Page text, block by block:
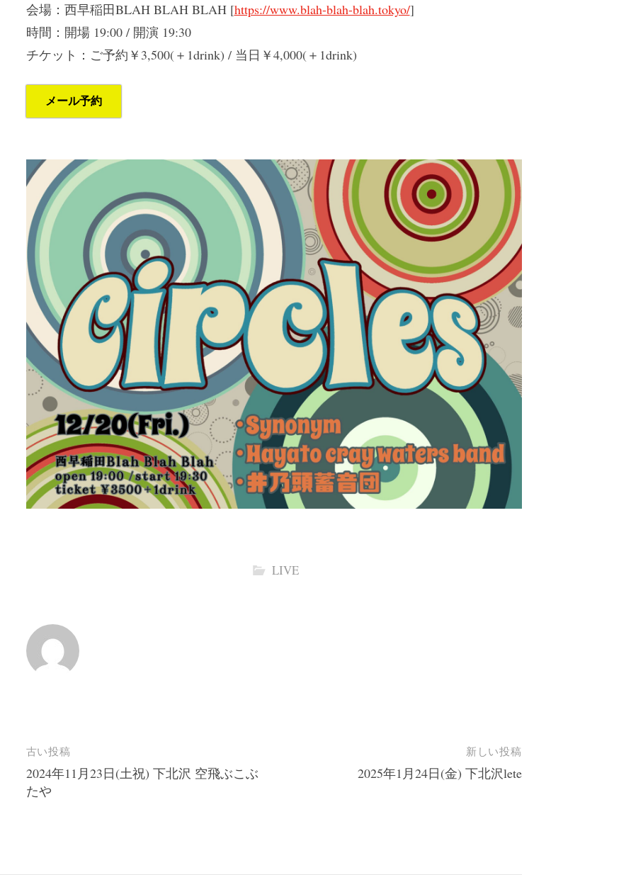
会場：西早稲田BLAH BLAH BLAH [https://www.blah-blah-blah.tokyo/]
時間：開場 19:00 / 開演 19:30
チケット：ご予約￥3,500(＋1drink) / 当日￥4,000(＋1drink)
メール予約
LIVE
投
稿
ナ
古い投稿
2024年11月23日(土祝) 下北沢 空飛ぶこぶ
たや
新しい投稿
2025年1月24日(金) 下北沢lete